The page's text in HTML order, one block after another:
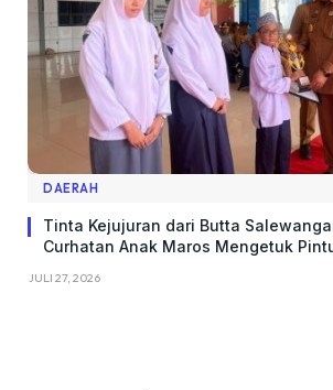
DAERAH
Tinta Kejujuran dari Butta
Curhatan Anak Maros Mengetuk
JULI 27, 2026